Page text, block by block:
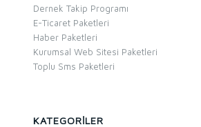
Dernek Takip Programı
E-Ticaret Paketleri
Haber Paketleri
Kurumsal Web Sitesi Paketleri
Toplu Sms Paketleri
KATEGORILER